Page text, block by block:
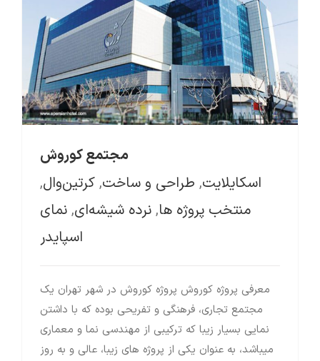
مجتمع کوروش
اسکایلایت, طراحی و ساخت, کرتین‌وال,
منتخب پروژه ها, نرده شیشه‌ای, نمای
اسپایدر
معرفی پروژه کوروش پروژه کوروش در شهر تهران یک
مجتمع تجاری، فرهنگی و تفریحی بوده که با داشتن
نمایی بسیار زیبا که ترکیبی از مهندسی نما و معماری
میباشد، به عنوان یکی از پروژه های زیبا، عالی و به روز